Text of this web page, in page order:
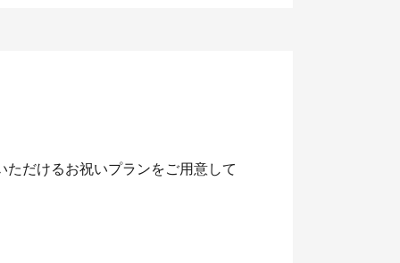
だけるお祝いプランをご用意して